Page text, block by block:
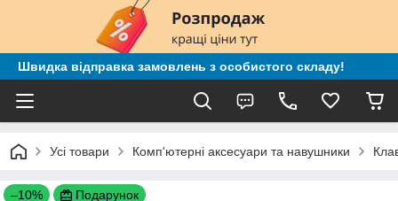
Швидка відправка замовлень з особистого складу!
Усі товари Комп'ютерні аксесуари та навушники
–10% Подарунок